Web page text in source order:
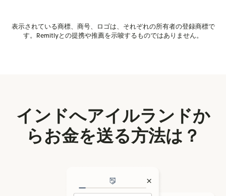
表示されている商標、商号、ロゴは、それぞれの所有者の登録商標で
す。Remitlyとの提携や推薦を示唆するものではありません。
インドへアイルランドか
らお金を送る方法は？